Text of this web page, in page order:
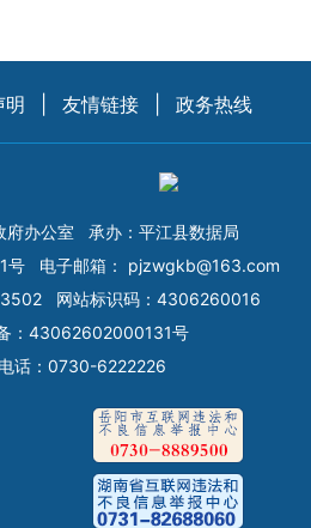
明 友情链接 政务热线
府办公室
承办：平江县数据局
号 电子邮箱： pjzwgkb@163.com
网站标识码：4306260016
：43062602000131号
话：0730-6222226